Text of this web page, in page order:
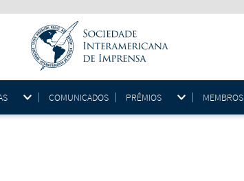
COMUNICADOS PRÊMIOS MEMBROS